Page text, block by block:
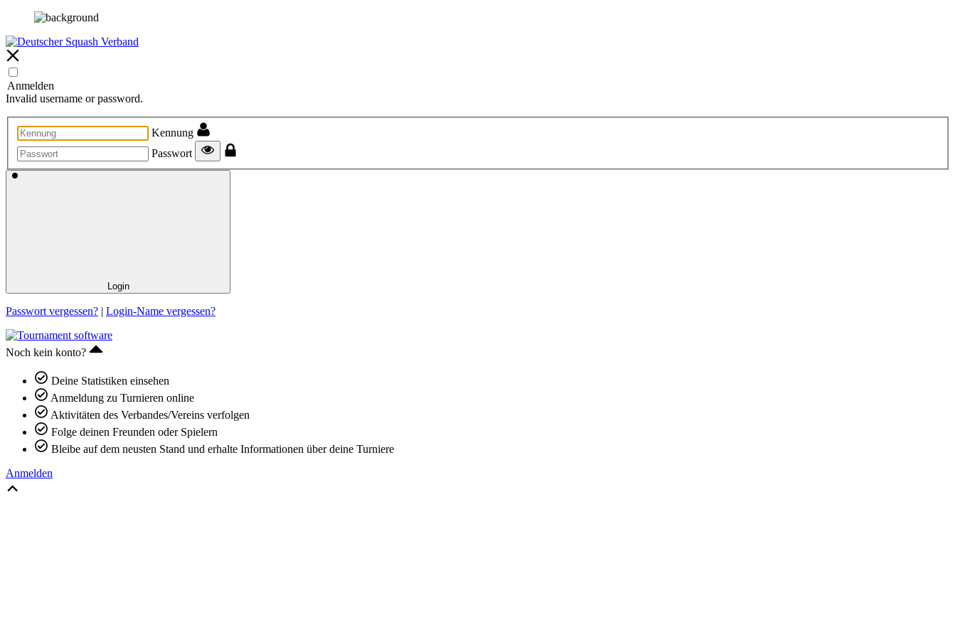
Anmelden
Invalid username or password.
Kennung
Passwort
Login
Passwort vergessen? | Login-Name vergessen?
Noch kein konto?
Deine Statistiken einsehen
Anmeldung zu Turnieren online
Aktivitäten des Verbandes/Vereins verfolgen
Folge deinen Freunden oder Spielern
Bleibe auf dem neusten Stand und erhalte Informationen über deine Turniere
Anmelden